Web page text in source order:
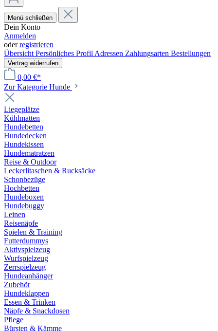
Menü schließen
Dein Konto
Anmelden
oderregistrieren
Übersicht Persönliches Profil Adressen Zahlungsarten Bestellungen
Vertrag widerrufen
0,00 €*
Zur Kategorie Hunde
Liegeplätze
Kühlmatten
Hundebetten
Hundedecken
Hundekissen
Hundematratzen
Reise & Outdoor
Leckerlitaschen & Rucksäcke
Schonbezüge
Hochbetten
Hundeboxen
Hundebuggy
Leinen
Reisenäpfe
Spielen & Training
Futterdummys
Aktivspielzeug
Wurfspielzeug
Zerrspielzeug
Hundeanhänger
Zubehör
Hundeklappen
Essen & Trinken
Näpfe & Snackdosen
Pflege
Bürsten & Kämme